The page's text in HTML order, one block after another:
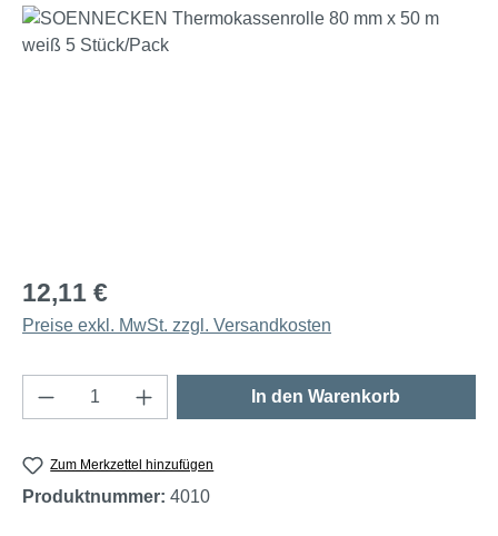
Bildergalerie überspringen
12,11 €
Preise exkl. MwSt. zzgl. Versandkosten
Produkt Anzahl: Gib den gewünschten
In den Warenkorb
Zum Merkzettel hinzufügen
Produktnummer: 4010